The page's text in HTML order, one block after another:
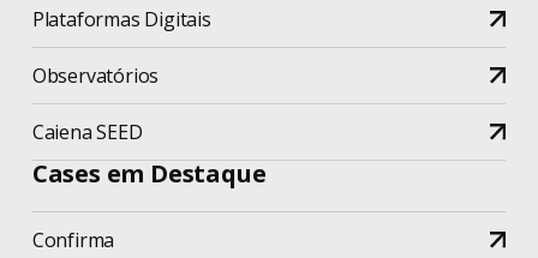
Plataformas Digitais
Observatórios
Caiena SEED
Cases em Destaque
Confirma